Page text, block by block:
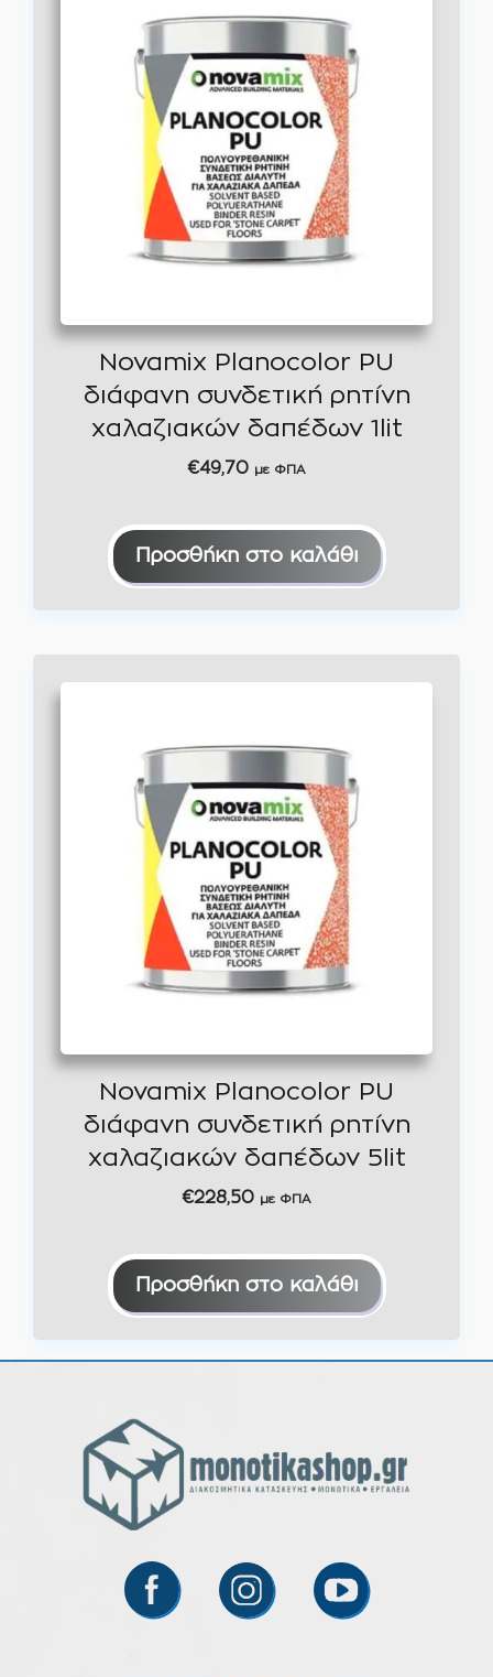
Novamix Planocolor PU
διάφανη συνδετική ρητίνη
χαλαζιακών δαπέδων 1lit
€49,70 με ΦΠΑ
Προσθήκη στο καλάθι
Novamix Planocolor PU
διάφανη συνδετική ρητίνη
χαλαζιακών δαπέδων 5lit
€228,50 με ΦΠΑ
Προσθήκη στο καλάθι